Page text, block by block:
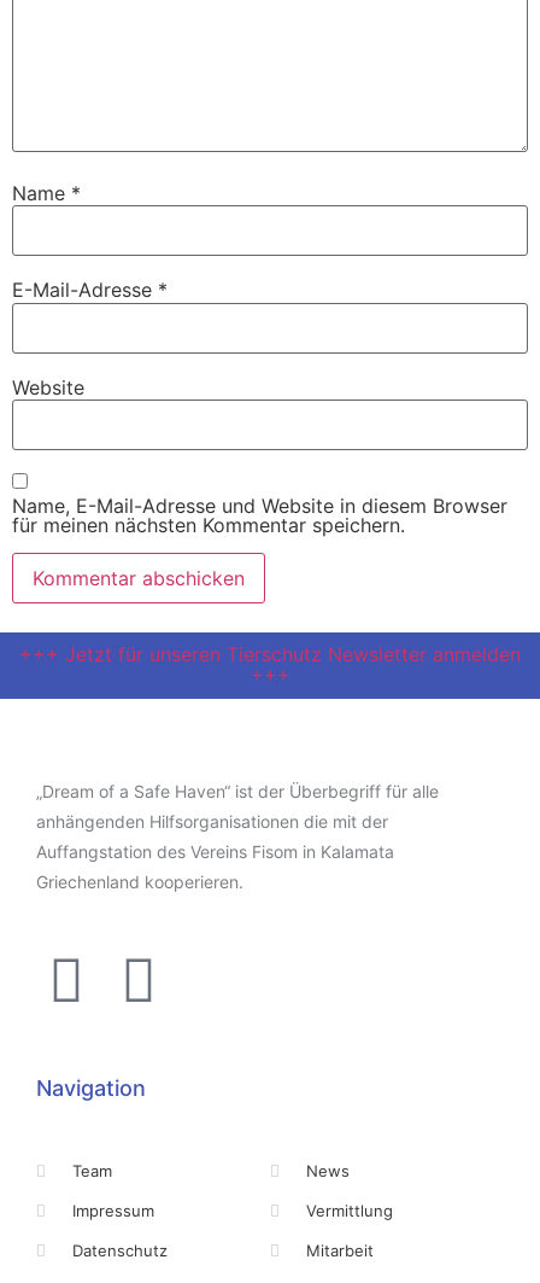
Name *
E-Mail-Adresse *
Website
Name, E-Mail-Adresse und Website in diesem Browser
für meinen nächsten Kommentar speichern.
+++ Jetzt für unseren Tierschutz Newsletter anmelden
+++
„Dream of a Safe Haven“ ist der Überbegriff für alle
anhängenden Hilfsorganisationen die mit der
Auffangstation des Vereins Fisom in Kalamata
Griechenland kooperieren.
Navigation
Team
Impressum
Datenschutz
News
Vermittlung
Mitarbeit